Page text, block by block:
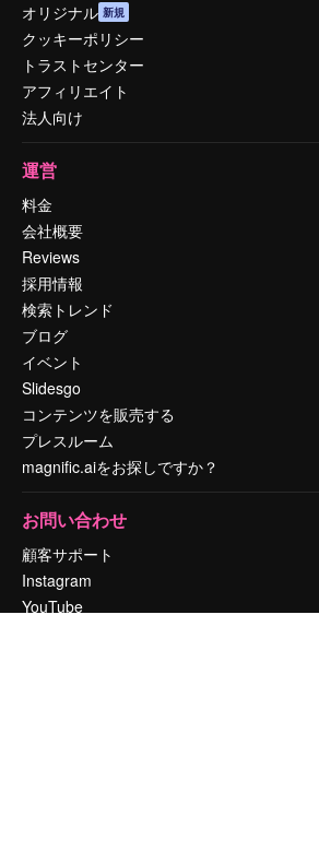
オリジナル 新規
クッキーポリシー
トラストセンター
アフィリエイト
法人向け
運営
料金
会社概要
Reviews
採用情報
検索トレンド
ブログ
イベント
Slidesgo
コンテンツを販売する
プレスルーム
magnific.aiをお探しですか？
お問い合わせ
顧客サポート
Instagram
YouTube